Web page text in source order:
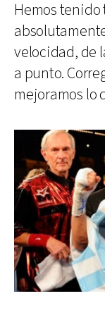
Hemos
velocidad, de
a punto.
mejoramos lo